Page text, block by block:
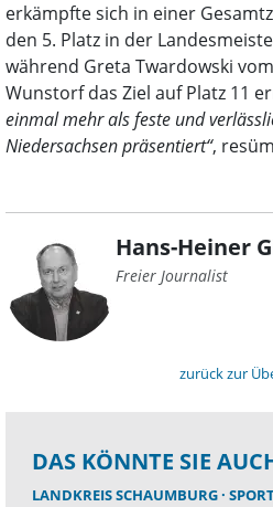
erkämpfte sich in einer
den 5. Platz in der
während Greta Twardowski
Wunstorf das Ziel auf Platz 11
einmal mehr als feste und
Niedersachsen präsentiert“,
Hans-Heiner
Freier Journalist
zurück zur
DAS KÖNNTE SIE
LANDKREIS SCHAUMBURG